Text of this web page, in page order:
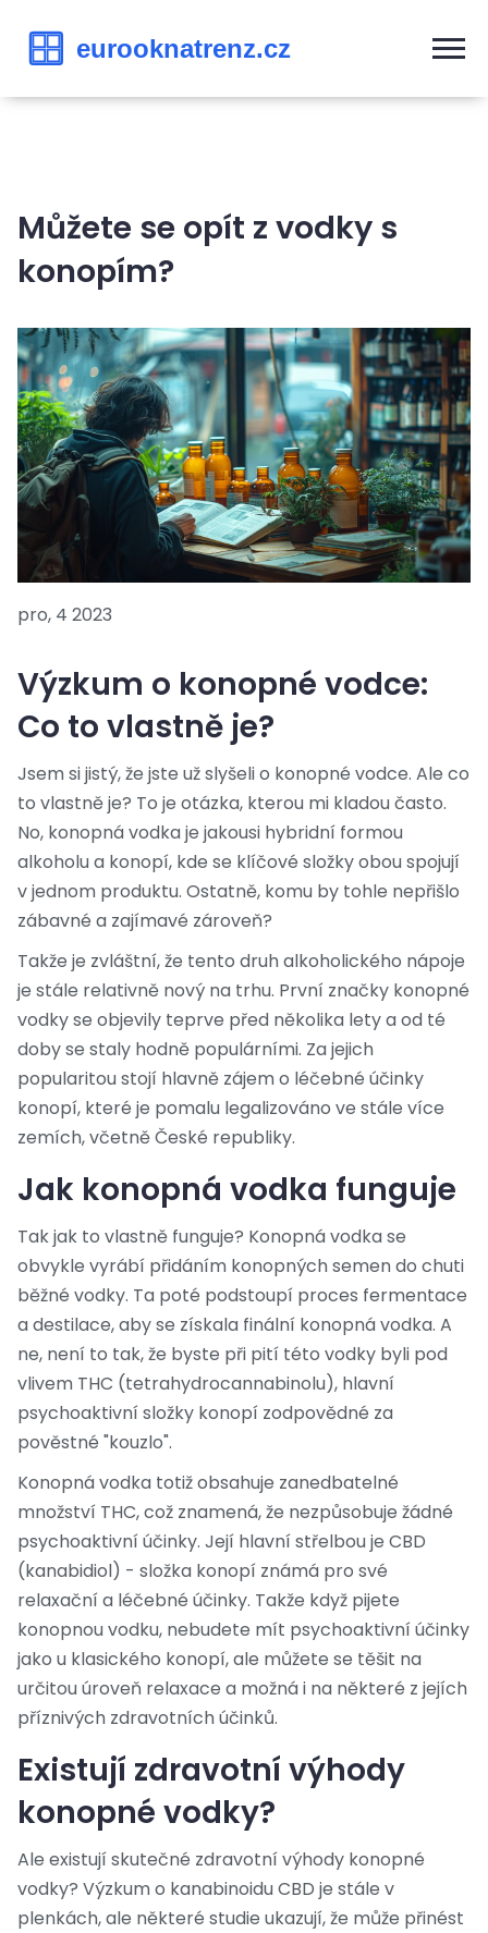
Můžete se opít z vodky s
konopím?
pro, 4 2023
Výzkum o konopné vodce:
Co to vlastně je?
Jsem si jistý, že jste už slyšeli o konopné vodce. Ale co
to vlastně je? To je otázka, kterou mi kladou často.
No, konopná vodka je jakousi hybridní formou
alkoholu a konopí, kde se klíčové složky obou spojují
v jednom produktu. Ostatně, komu by tohle nepřišlo
zábavné a zajímavé zároveň?
Takže je zvláštní, že tento druh alkoholického nápoje
je stále relativně nový na trhu. První značky konopné
vodky se objevily teprve před několika lety a od té
doby se staly hodně populárními. Za jejich
popularitou stojí hlavně zájem o léčebné účinky
konopí, které je pomalu legalizováno ve stále více
zemích, včetně České republiky.
Jak konopná vodka funguje
Tak jak to vlastně funguje? Konopná vodka se
obvykle vyrábí přidáním konopných semen do chuti
běžné vodky. Ta poté podstoupí proces fermentace
a destilace, aby se získala finální konopná vodka. A
ne, není to tak, že byste při pití této vodky byli pod
vlivem THC (tetrahydrocannabinolu), hlavní
psychoaktivní složky konopí zodpovědné za
pověstné "kouzlo".
Konopná vodka totiž obsahuje zanedbatelné
množství THC, což znamená, že nezpůsobuje žádné
psychoaktivní účinky. Její hlavní střelbou je CBD
(kanabidiol) - složka konopí známá pro své
relaxační a léčebné účinky. Takže když pijete
konopnou vodku, nebudete mít psychoaktivní účinky
jako u klasického konopí, ale můžete se těšit na
určitou úroveň relaxace a možná i na některé z jejích
příznivých zdravotních účinků.
Existují zdravotní výhody
konopné vodky?
Ale existují skutečné zdravotní výhody konopné
vodky? Výzkum o kanabinoidu CBD je stále v
plenkách, ale některé studie ukazují, že může přinést